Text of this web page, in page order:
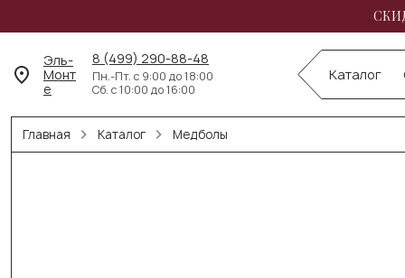
Эль-
Монт
е
8 (499) 290-88-48
Пн.-Пт. с 9:00 до 18:00
Сб. с 10:00 до 16:00
Каталог
Главная Каталог Медболы